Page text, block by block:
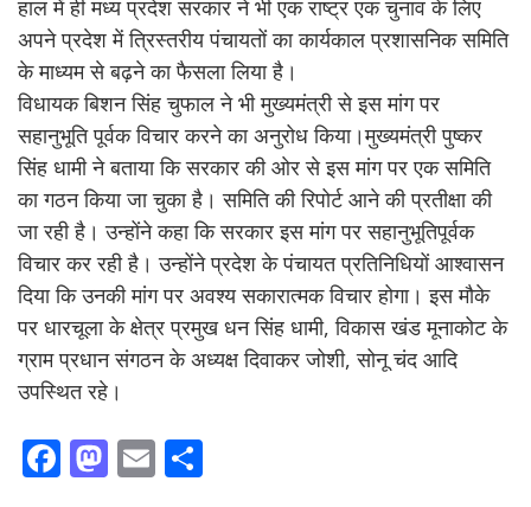
हाल में ही मध्य प्रदेश सरकार ने भी एक राष्ट्र एक चुनाव के लिए
अपने प्रदेश में त्रिस्तरीय पंचायतों का कार्यकाल प्रशासनिक समिति
के माध्यम से बढ़ने का फैसला लिया है।
विधायक बिशन सिंह चुफाल ने भी मुख्यमंत्री से इस मांग पर
सहानुभूति पूर्वक विचार करने का अनुरोध किया।मुख्यमंत्री पुष्कर
सिंह धामी ने बताया कि सरकार की ओर से इस मांग पर एक समिति
का गठन किया जा चुका है। समिति की रिपोर्ट आने की प्रतीक्षा की
जा रही है। उन्होंने कहा कि सरकार इस मांग पर सहानुभूतिपूर्वक
विचार कर रही है। उन्होंने प्रदेश के पंचायत प्रतिनिधियों आश्वासन
दिया कि उनकी मांग पर अवश्य सकारात्मक विचार होगा। इस मौके
पर धारचूला के क्षेत्र प्रमुख धन सिंह धामी, विकास खंड मूनाकोट के
ग्राम प्रधान संगठन के अध्यक्ष दिवाकर जोशी, सोनू चंद आदि
उपस्थित रहे।
F M E